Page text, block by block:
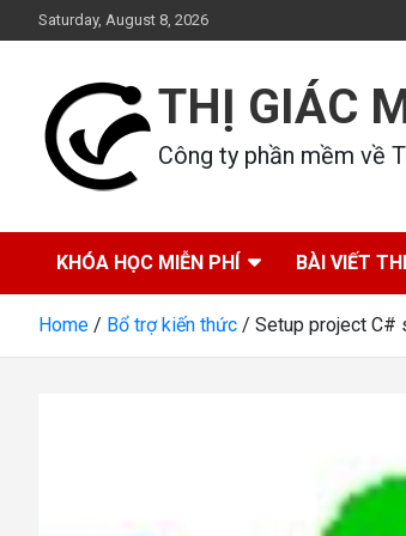
to
Saturday, August 8, 2026
THỊ GIÁC
Công ty phần mềm về
KHÓA HỌC MIỄN PHÍ BÀI VIẾT
Home Bổ trợ kiến thức Setup project C#